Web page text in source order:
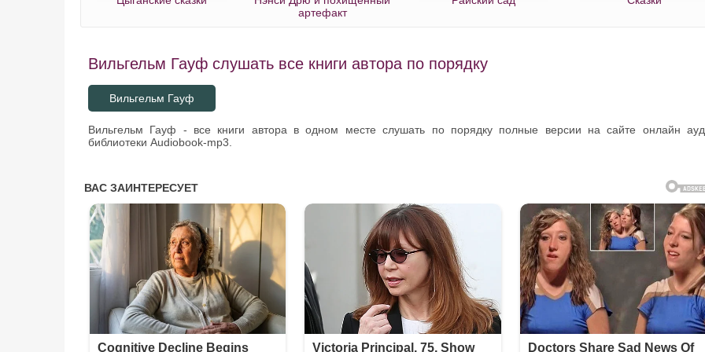
артефакт
Вильгельм Гауф слушать все книги автора по порядку
Вильгельм Гауф
Вильгельм Гауф - все книги автора в одном месте слушать по порядку полные версии на сайте онлайн
библиотеки Audiobook-mp3.